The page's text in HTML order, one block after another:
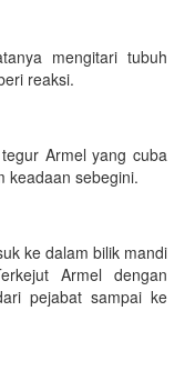
mengitari tubuh
reaksi.
Armel yang cuba
keadaan sebegini.
ke dalam bilik mandi
Armel dengan
pejabat sampai ke